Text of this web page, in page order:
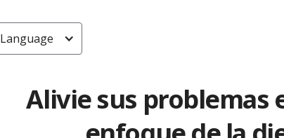
Language
Alivie sus problemas